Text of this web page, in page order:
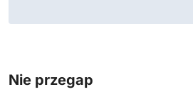
Nie przegap